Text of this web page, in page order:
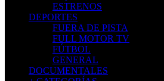
ESTRENOS
DEPORTES
FUERA DE PISTA
FULL MOTOR TV
FÚTBOL
GENERAL
DOCUMENTALES